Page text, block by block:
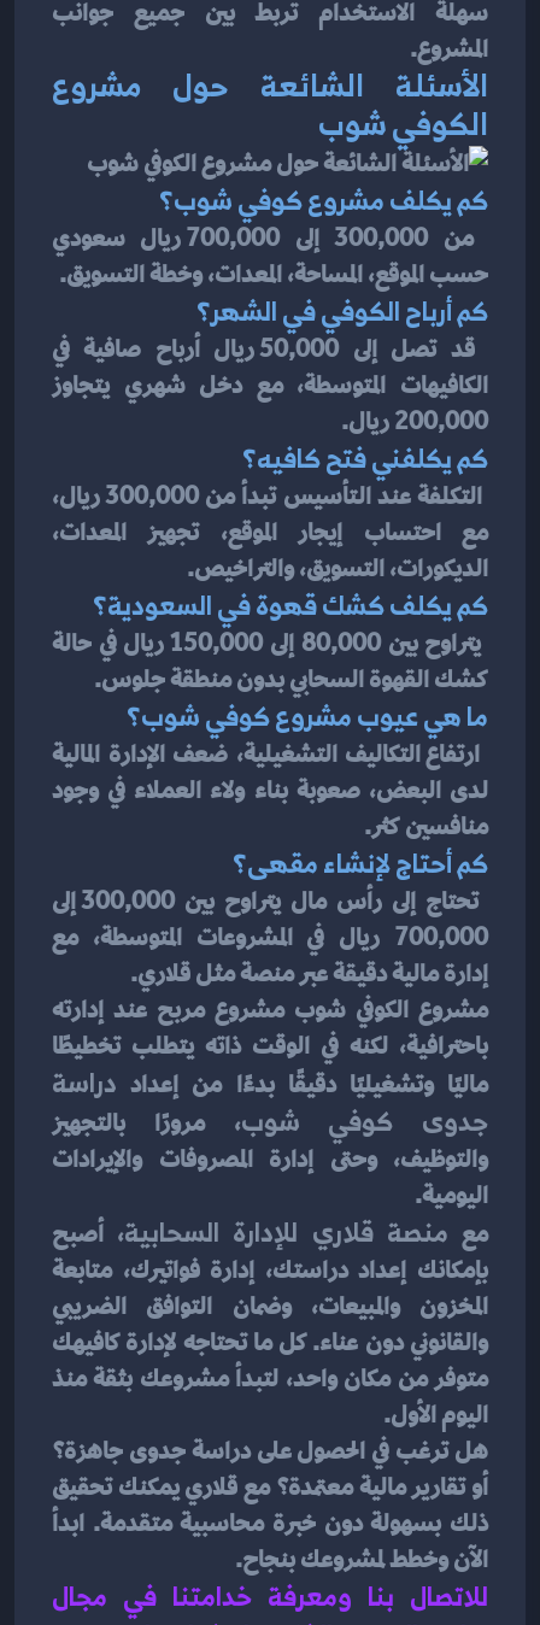
المشروع.
الكوفي شوب
كم يكلف مشروع كوفي شوب؟
حسب الموقع، المساحة، المعدات، وخطة التسويق.
كم أرباح الكوفي في الشهر؟
الكافيهات المتوسطة، مع دخل شهري يتجاوز
200,000 ريال.
كم يكلفني فتح كافيه؟
الديكورات، التسويق، والتراخيص.
كم يكلف كشك قهوة في السعودية؟
كشك القهوة السحابي بدون منطقة جلوس.
ما هي عيوب مشروع كوفي شوب؟
منافسين كثر.
كم أحتاج لإنشاء مقهى؟
إدارة مالية دقيقة عبر منصة مثل قلاري.
ماليًا وتشغيليًا دقيقًا بدءًا من إعداد
جدوى كوفي شوب
، مرورًا بالتجهيز
اليومية.
مع منصة قلاري للإدارة السحابية
اليوم الأول.
الآن وخطط لمشروعك بنجاح.